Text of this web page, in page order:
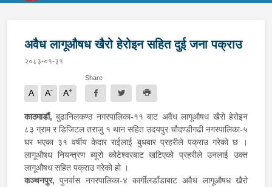
अवैध लागूऔषध खैरो हेरोइन सहित दुई जना पक्राउ
२०८३-०१-३१
A A- A+
Share
काठमाडौं, बुढानिलकण्ठ नगरपालिका-११ बाट अवैध लागूऔषध खैरो हेरोइन
८३ ग्राम र डिजिटल तराजु १ थान सहित उदयपुर चौदण्डीगढी नगरपालिका-५
घर भएका ३१ वर्षीय केदार राईलाई बुधबार प्रहरीले पक्राउ गरेको छ ।
लागूऔषध नियन्त्रण ब्यूरो कोटेश्वरबाट खटिएको प्रहरीले उनलाई उक्त
लागूऔषध सहित पक्राउ गरेको हो ।
कञ्चनपुर,पुनर्वास नगरपालिका-४ कार्गीलडाँडाबाट अवैध लागूऔषध खैरो